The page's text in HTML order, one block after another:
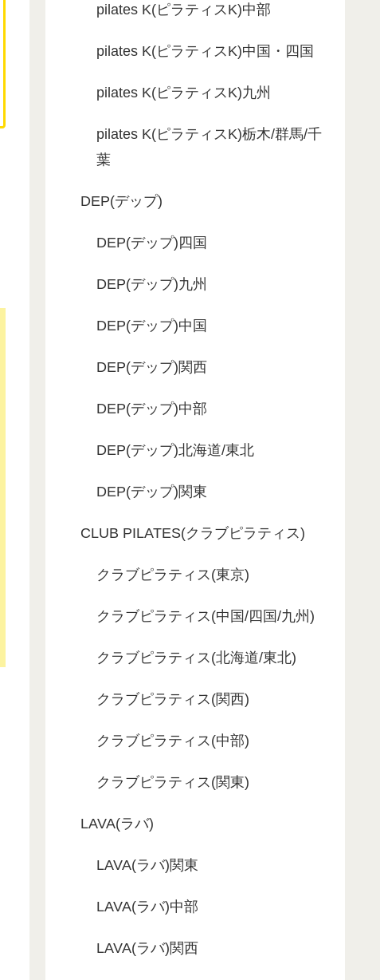
pilates K(ピラティスK)中部
pilates K(ピラティスK)中国・四国
pilates K(ピラティスK)九州
pilates K(ピラティスK)栃木/群馬/千
葉
DEP(デップ)
DEP(デップ)四国
DEP(デップ)九州
DEP(デップ)中国
DEP(デップ)関西
DEP(デップ)中部
DEP(デップ)北海道/東北
DEP(デップ)関東
CLUB PILATES(クラブピラティス)
クラブピラティス(東京)
クラブピラティス(中国/四国/九州)
クラブピラティス(北海道/東北)
クラブピラティス(関西)
クラブピラティス(中部)
クラブピラティス(関東)
LAVA(ラバ)
LAVA(ラバ)関東
LAVA(ラバ)中部
LAVA(ラバ)関西